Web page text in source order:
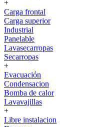
+
Carga frontal
Carga superior
Industrial
Panelable
Lavasecarropas
Secarropas
+
Evacuación
Condensacion
Bomba de calor
Lavavajillas
+
Libre instalacion